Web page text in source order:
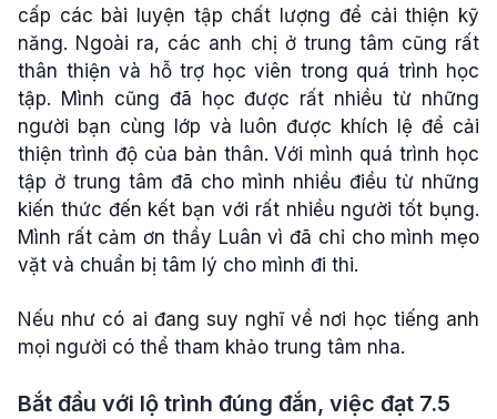
cấp các bài luyện tập chất lượng để cải thiện kỹ
năng. Ngoài ra, các anh chị ở trung tâm cũng rất
thân thiện và hỗ trợ học viên trong quá trình học
tập. Mình cũng đã học được rất nhiều từ những
người bạn cùng lớp và luôn được khích lệ để cải
thiện trình độ của bản thân. Với mình quá trình học
tập ở trung tâm đã cho mình nhiều điều từ những
kiến thức đến kết bạn với rất nhiều người tốt bụng.
Mình rất cảm ơn thầy Luân vì đã chỉ cho mình mẹo
vặt và chuẩn bị tâm lý cho mình đi thi.
Nếu như có ai đang suy nghĩ về nơi học tiếng anh
mọi người có thể tham khảo trung tâm nha.
Bắt đầu với lộ trình đúng đắn, việc đạt 7.5